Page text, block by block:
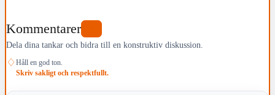
Kommentarer
Dela dina tankar och bidra till en konstruktiv diskussion.
♢ Håll en god ton.
Skriv sakligt och respektfullt.